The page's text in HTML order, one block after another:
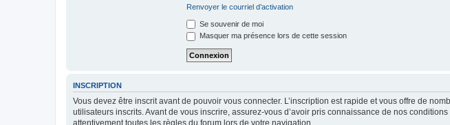
Renvoyer le courriel d’activation
Se souvenir de moi
Masquer ma présence lors de cette session
INSCRIPTION
Vous devez être inscrit avant de pouvoir vous connecter. L’inscription est rapide et vous offre de
utilisateurs inscrits. Avant de vous inscrire, assurez-vous d’avoir pris connaissance de nos